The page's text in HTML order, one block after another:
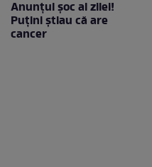
Anunţul şoc al zilei!
Puţini ştiau că are
cancer